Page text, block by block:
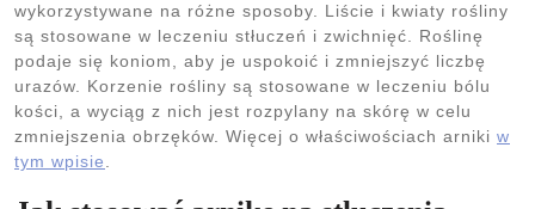
wykorzystywane na różne sposoby. Liście i kwiaty rośliny
są stosowane w leczeniu stłuczeń i zwichnięć. Roślinę
podaje się koniom, aby je uspokoić i zmniejszyć liczbę
urazów. Korzenie rośliny są stosowane w leczeniu bólu
kości, a wyciąg z nich jest rozpylany na skórę w celu
zmniejszenia obrzęków. Więcej o właściwościach arniki w
tym wpisie